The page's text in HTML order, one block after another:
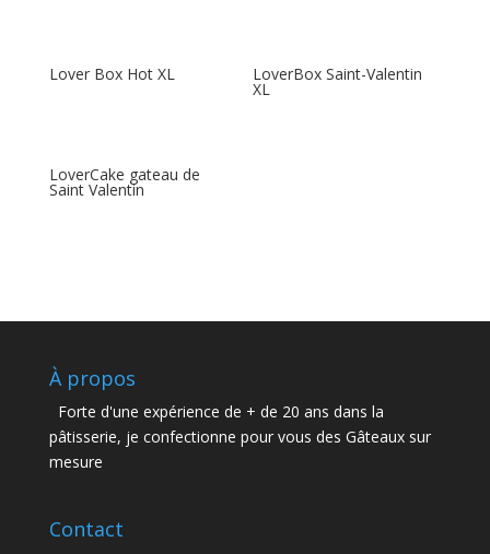
Lover Box Hot XL LoverBox Saint-Valentin
XL
LoverCake gateau de
Saint Valentin
À propos
Forte d'une expérience de + de 20 ans dans la
pâtisserie, je confectionne pour vous des Gâteaux sur
mesure
Contact